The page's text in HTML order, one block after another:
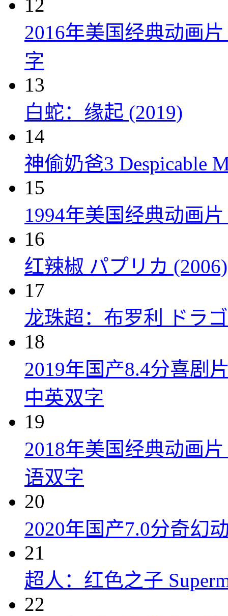
12
2016年美国经典动画
字
13
白蛇：缘起 (2019)
14
神偷奶爸3 Despicable
15
1994年美国经典动画
16
红辣椒 パプリカ (2006)
17
龙珠超：布罗利 ドラ
18
2019年国产8.4分喜剧
中英双字
19
2018年美国经典动画
语双字
20
2020年国产7.0分奇幻
21
超人：红色之子
22